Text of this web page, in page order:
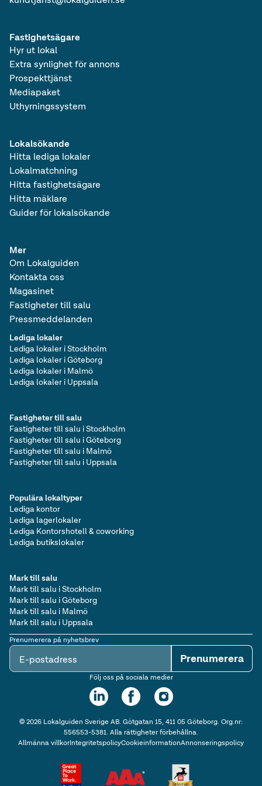
Lokalsökande
Hitta lediga lokaler
Lokalmatchning
Hitta fastighetsägare
Hitta mäklare
Guider för lokalsökande
Fastighetsägare
Hyr ut lokal
Extra synlighet för annons
Prospekttjänst
Mediapaket
Uthyrningssystem
Mer
Om Lokalguiden
Kontakta oss
Magasinet
Fastigheter till salu
Pressmeddelanden
Lediga lokaler
Lediga lokaler i Stockholm
Lediga lokaler i Göteborg
Lediga lokaler i Malmö
Lediga lokaler i Uppsala
Populära lokaltyper
Lediga kontor
Lediga lagerlokaler
Lediga Kontorshotell & coworking
Lediga butikslokaler
Fastigheter till salu
Fastigheter till salu i Stockholm
Fastigheter till salu i Göteborg
Fastigheter till salu i Malmö
Fastigheter till salu i Uppsala
Mark till salu
Mark till salu i Stockholm
Mark till salu i Göteborg
Mark till salu i Malmö
Mark till salu i Uppsala
Prenumerera på nyhetsbrev
E-postadress Prenumerera
Följ oss på sociala medier
©2026Lokalguiden Sverige AB. Götgatan 15, 411 05 Göteborg. Org.nr:
556553-5381. Alla rättigheter förbehållna.
Allmänna villkorIntegritetspolicyCookieinformationAnnonseringspolicy